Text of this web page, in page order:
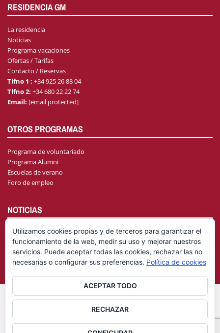
RESIDENCIA GM
La residencia
Noticias
Programa vacaciones
Ofertas / Tarifas
Contacto / Reservas
Tlfno 1 : +34 925 26 88 04
Tlfno 2: +34 680 22 22 74
Email: [email protected]
OTROS PROGRAMAS
Programa de voluntariado
Programa Alumni
Escuelas de verano
Foro de empleo
NOTICIAS
AGENDA
© Fundación General Universidad de Castilla-La Mancha
Política de privacidad
Utilizamos cookies propias y de terceros para garantizar el
funcionamiento de la web, medir su uso y mejorar nuestros
servicios. Puede aceptar todas las cookies, rechazar las no
necesarias o configurar sus preferencias. Política de cookies
ACEPTAR TODO
RECHAZAR